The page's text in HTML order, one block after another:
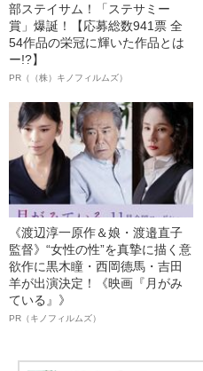
部ステイサム！「ステサミー
賞」爆誕！【応募総数941票 全
54作品の栄冠に輝いた作品とは
ー!?】
PR（（株）キノフィルムズ）
《渡辺淳一原作＆娘・渡邉直子
監督》“女性の性”を真摯に描く意
欲作に黒木瞳・西岡德馬・吉田
羊が出演決定！《映画『月がみ
ている』》
PR（キノフィルムズ）